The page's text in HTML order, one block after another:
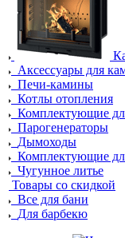
Аксессуары для
Печи-камины
Котлы отопления
Комплектующие
Парогенераторы
Дымоходы
Комплектующие
Чугунное литье
Товары со скидкой
Все для бани
Для барбекю